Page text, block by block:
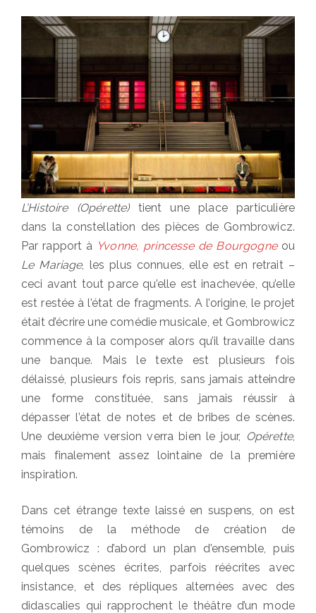
L’Histoire (Opérette)tient une place particulière
dans la constellation des pièces de Gombrowicz.
Par rapport à Yvonne, princesse de Bourgogneou
Le Mariage, les plus connues, elle est en retrait –
ceci avant tout parce qu’elle est inachevée, qu’elle
est restée à l’état de fragments. A l’origine, le projet
était d’écrire une comédie musicale, et Gombrowicz
commence à la composer alors qu’il travaille dans
une banque. Mais le texte est plusieurs fois
délaissé, plusieurs fois repris, sans jamais atteindre
une forme constituée, sans jamais réussir à
dépasser l’état de notes et de bribes de scènes.
Une deuxième version verra bien le jour, Opérette,
mais finalement assez lointaine de la première
inspiration.
Dans cet étrange texte laissé en suspens, on est
témoins de la méthode de création de
Gombrowicz : d’abord un plan d’ensemble, puis
quelques scènes écrites, parfois réécrites avec
insistance, et des répliques alternées avec des
didascalies qui rapprochent le théâtre d’un mode